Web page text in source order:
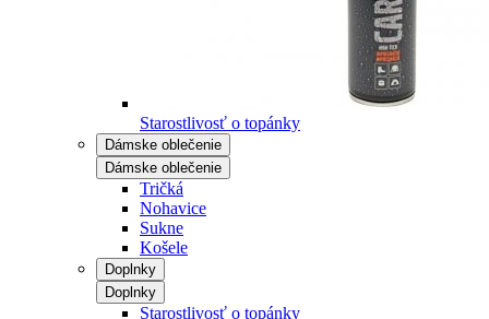
Starostlivosť o topánky
Dámske oblečenie
Dámske oblečenie
Tričká
Nohavice
Sukne
Košele
Doplnky
Doplnky
Starostlivosť o topánky